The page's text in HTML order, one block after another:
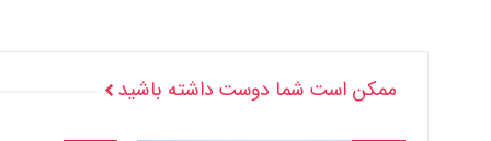
ممکن است شما دوست داشته باشید